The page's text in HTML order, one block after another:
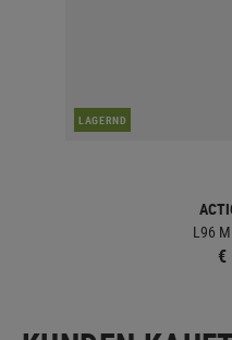
LAGERND
L96
€